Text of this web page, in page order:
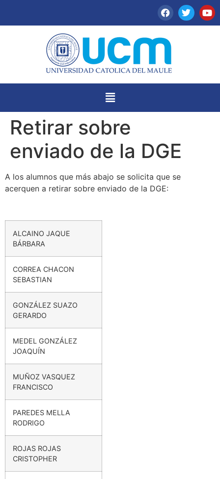
Retirar sobre
enviado de la DGE
A los alumnos que más abajo se solicita que se
acerquen a retirar sobre enviado de la DGE:
ALCAINO JAQUE
BÁRBARA
CORREA CHACON
SEBASTIAN
GONZÁLEZ SUAZO
GERARDO
MEDEL GONZÁLEZ
JOAQUÍN
MUÑOZ VASQUEZ
FRANCISCO
PAREDES MELLA
RODRIGO
ROJAS ROJAS
CRISTOPHER